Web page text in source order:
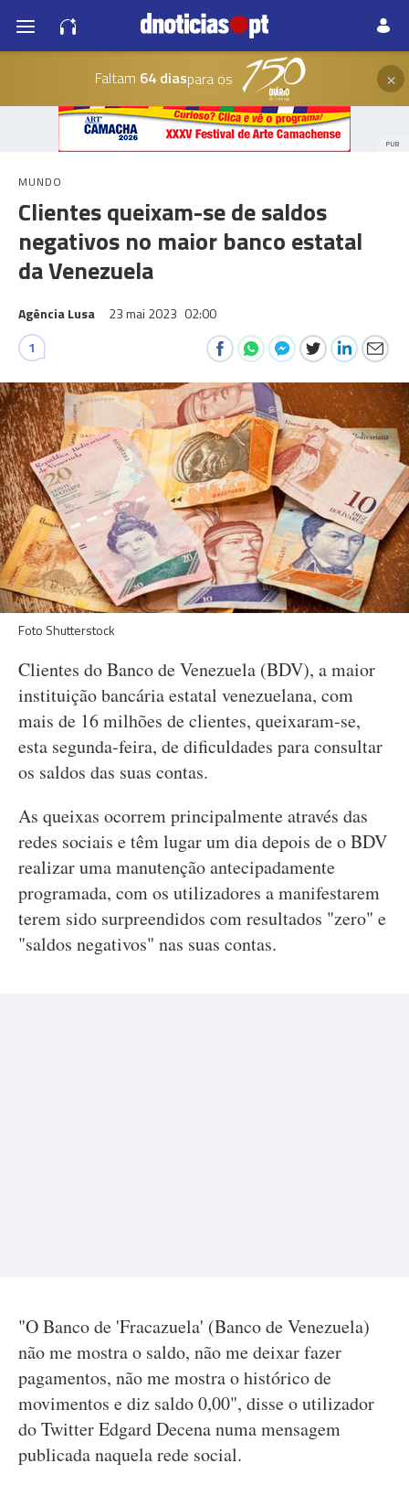
Faltam 64 diaspara os ×
PUB
MUNDO
Clientes queixam-se de saldos
negativos no maior banco estatal
da Venezuela
Agência Lusa 23 mai 2023 02:00
1
Foto Shutterstock
Clientes do Banco de Venezuela (BDV), a maior
instituição bancária estatal venezuelana, com
mais de 16 milhões de clientes, queixaram-se,
esta segunda-feira, de dificuldades para consultar
os saldos das suas contas.
As queixas ocorrem principalmente através das
redes sociais e têm lugar um dia depois de o BDV
realizar uma manutenção antecipadamente
programada, com os utilizadores a manifestarem
terem sido surpreendidos com resultados "zero" e
"saldos negativos" nas suas contas.
"O Banco de 'Fracazuela' (Banco de Venezuela)
não me mostra o saldo, não me deixar fazer
pagamentos, não me mostra o histórico de
movimentos e diz saldo 0,00", disse o utilizador
do Twitter Edgard Decena numa mensagem
publicada naquela rede social.